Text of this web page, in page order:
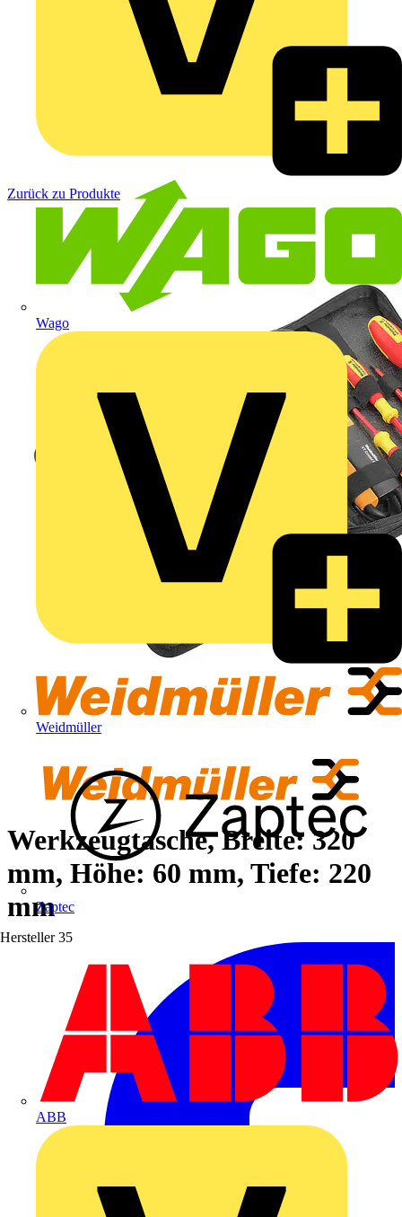
Wago
Weidmüller
Zaptec
Hersteller 35
ABB
Zurück zu Produkte
Werkzeugtasche, Breite: 320
mm, Höhe: 60 mm, Tiefe: 220
mm